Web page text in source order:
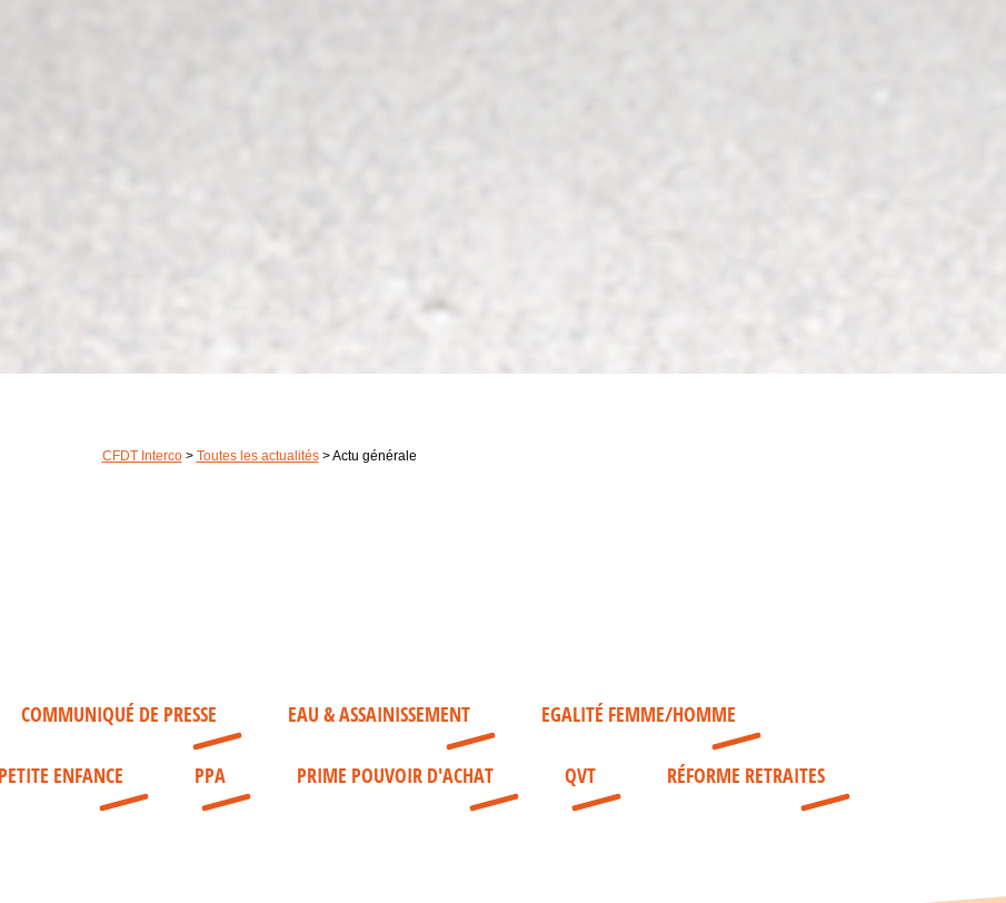
CFDT Interco> Toutes les actualités>Actu générale
COMMUNIQUÉ DE PRESSE EAU & ASSAINISSEMENT EGALITÉ FEMME/HOMME
PETITE ENFANCE PPA PRIME POUVOIR D'ACHAT QVT RÉFORME RETRAITES